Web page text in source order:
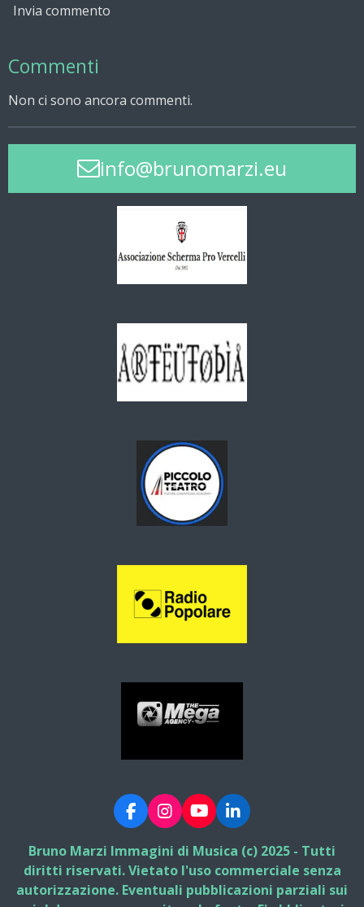
Invia commento
Commenti
Non ci sono ancora commenti.
info@brunomarzi.eu
F
a
c
e
b
o
I
n
s
t
a
g
Y
o
u
T
u
b
L
i
n
k
e
d
Bruno Marzi Immagini di Musica (c) 2025 - Tutti
diritti riservati. Vietato l'uso commerciale senza
autorizzazione. Eventuali pubblicazioni parziali sui